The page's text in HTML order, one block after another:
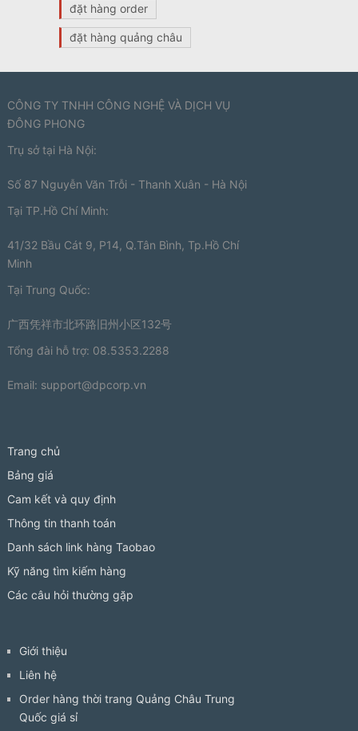
đặt hàng order
đặt hàng quảng châu
CÔNG TY TNHH CÔNG NGHỆ VÀ DỊCH VỤ
ĐÔNG PHONG
Trụ sở tại Hà Nội:
Số 87 Nguyễn Văn Trỗi - Thanh Xuân - Hà Nội
Tại TP.Hồ Chí Minh:
41/32 Bầu Cát 9, P14, Q.Tân Bình, Tp.Hồ Chí
Minh
Tại Trung Quốc:
广西凭祥市北环路旧州小区132号
Tổng đài hỗ trợ: 08.5353.2288
Email: support@dpcorp.vn
Trang chủ
Bảng giá
Cam kết và quy định
Thông tin thanh toán
Danh sách link hàng Taobao
Kỹ năng tìm kiếm hàng
Các câu hỏi thường gặp
Giới thiệu
Liên hệ
Order hàng thời trang Quảng Châu Trung
Quốc giá sỉ